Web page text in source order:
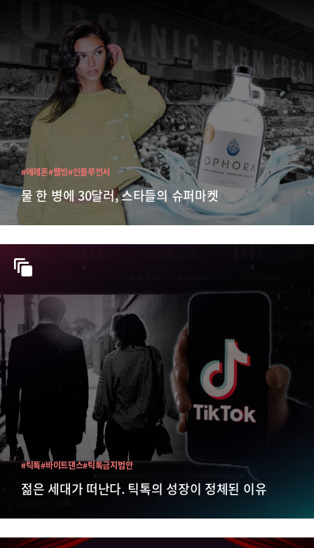
물 한 병에 30달러, 스타들의 슈퍼마켓
#에레혼#웰빙#인플루언서
젊은 세대가 떠난다. 틱톡의 성장이 정체된 이유
#틱톡#바이트댄스#틱톡금지법안